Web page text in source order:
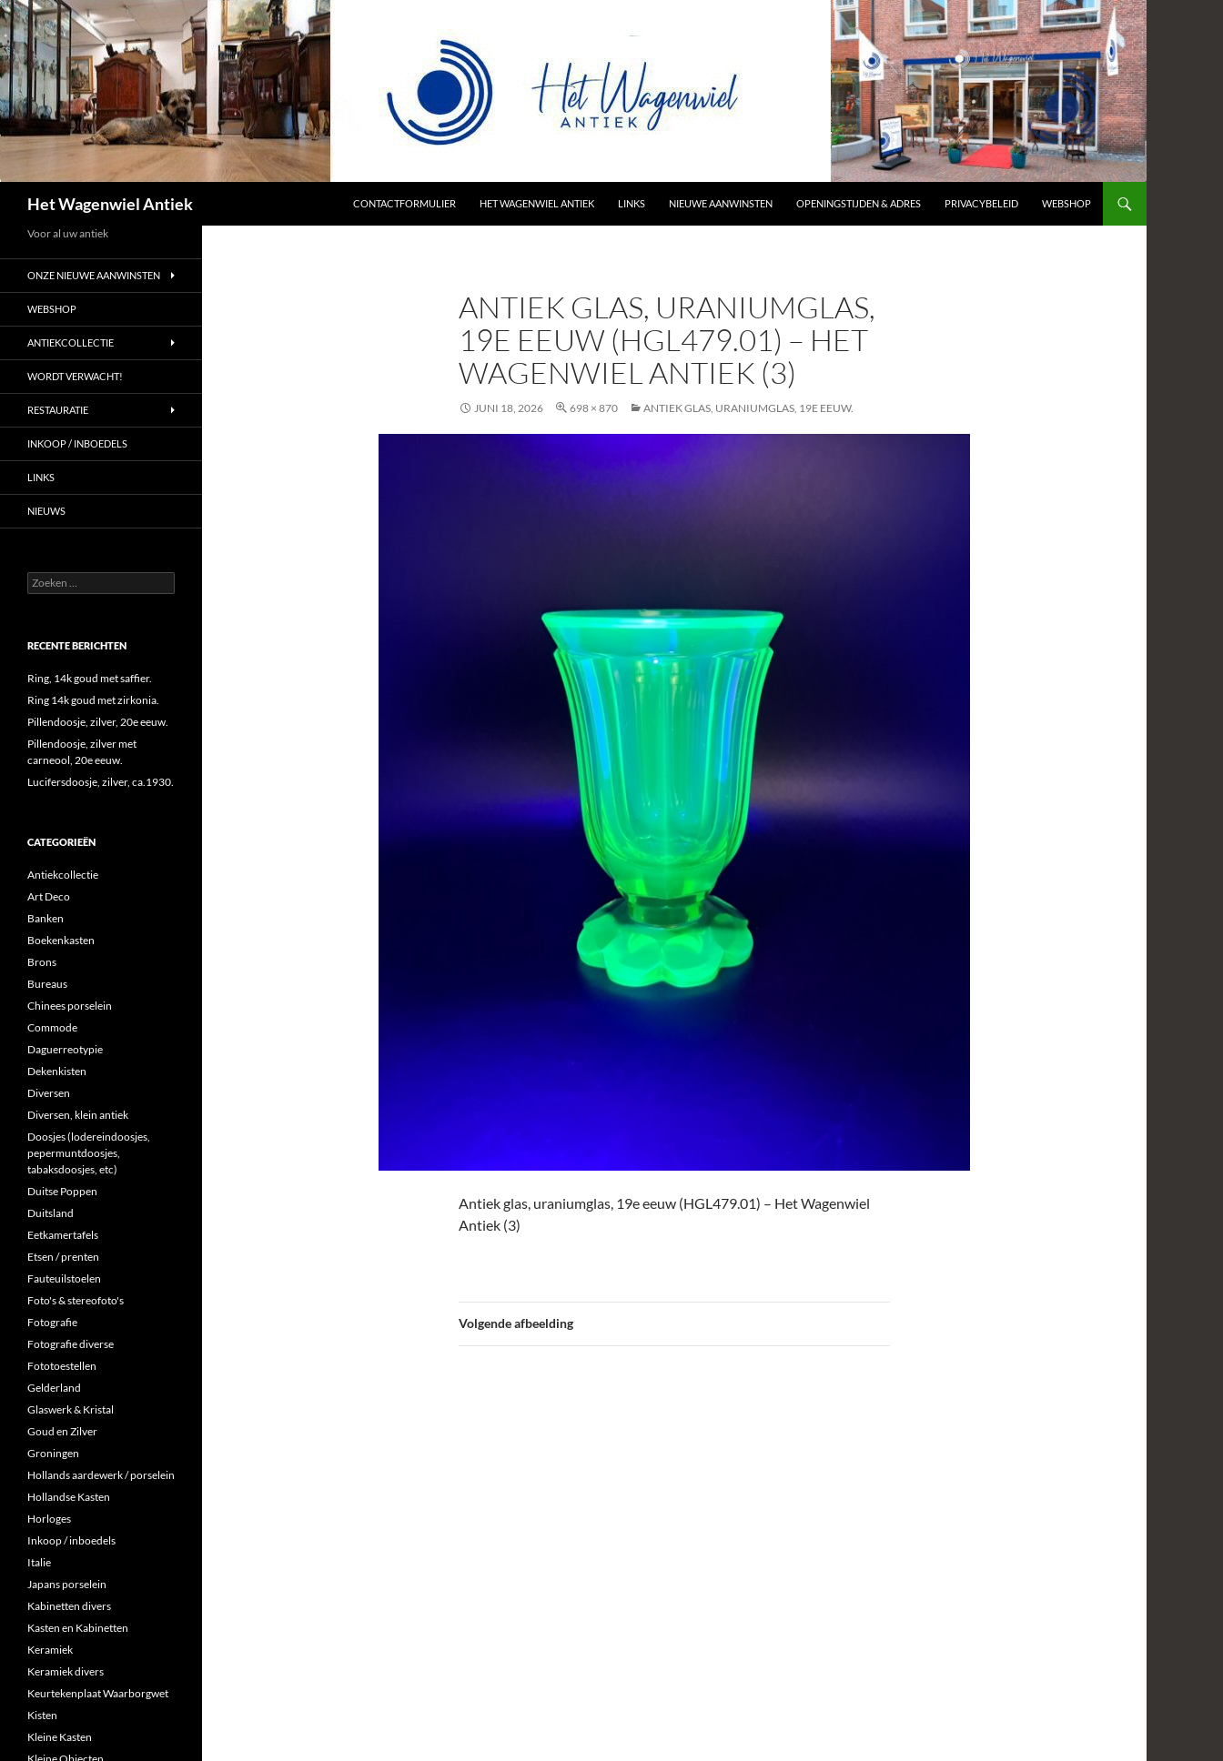
Het Wagenwiel Antiek
CONTACTFORMULIER
HET WAGENWIEL ANTIEK LINKS NIEUWE AANWINSTEN OPENINGSTIJDEN & ADRES PRIVACYBELEID WEBSHOP
ANTIEK GLAS, URANIUMGLAS,
19E EEUW (HGL479.01) – HET
WAGENWIEL ANTIEK (3)
JUNI 18, 2026 698 × 870 ANTIEK GLAS, URANIUMGLAS, 19E EEUW.
Antiek glas, uraniumglas, 19e eeuw (HGL479.01) – Het Wagenwiel
Antiek (3)
Volgende afbeelding
Voor al uw antiek
ONZE NIEUWE AANWINSTEN
WEBSHOP
ANTIEKCOLLECTIE
WORDT VERWACHT!
RESTAURATIE
INKOOP / INBOEDELS
LINKS
NIEUWS
Zoeken
naar:
RECENTE BERICHTEN
Ring, 14k goud met saffier.
Ring 14k goud met zirkonia.
Pillendoosje, zilver, 20e eeuw.
Pillendoosje, zilver met
carneool, 20e eeuw.
Lucifersdoosje, zilver, ca.1930.
CATEGORIEËN
Antiekcollectie
Art Deco
Banken
Boekenkasten
Brons
Bureaus
Chinees porselein
Commode
Daguerreotypie
Dekenkisten
Diversen
Diversen, klein antiek
Doosjes (lodereindoosjes,
pepermuntdoosjes,
tabaksdoosjes, etc)
Duitse Poppen
Duitsland
Eetkamertafels
Etsen / prenten
Fauteuilstoelen
Foto's & stereofoto's
Fotografie
Fotografie diverse
Fototoestellen
Gelderland
Glaswerk & Kristal
Goud en Zilver
Groningen
Hollands aardewerk / porselein
Hollandse Kasten
Horloges
Inkoop / inboedels
Italie
Japans porselein
Kabinetten divers
Kasten en Kabinetten
Keramiek
Keramiek divers
Keurtekenplaat Waarborgwet
Kisten
Kleine Kasten